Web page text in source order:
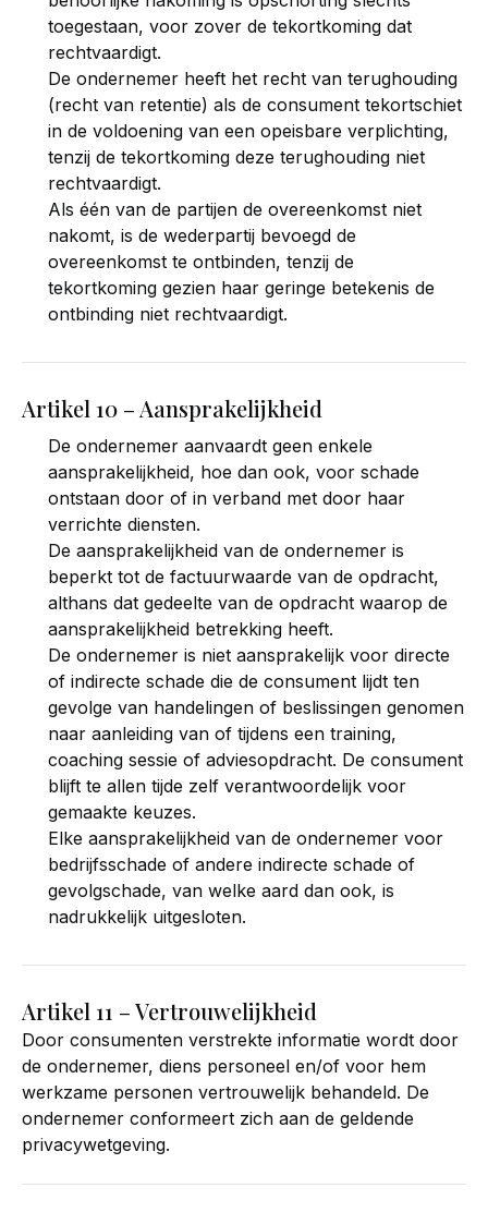
toegestaan, voor zover de tekortkoming dat
rechtvaardigt.
De ondernemer heeft het recht van terughouding
(recht van retentie) als de consument tekortschiet
in de voldoening van een opeisbare verplichting,
tenzij de tekortkoming deze terughouding niet
rechtvaardigt.
Als één van de partijen de overeenkomst niet
nakomt, is de wederpartij bevoegd de
overeenkomst te ontbinden, tenzij de
tekortkoming gezien haar geringe betekenis de
ontbinding niet rechtvaardigt.
Artikel 10 – Aansprakelijkheid
De ondernemer aanvaardt geen enkele
aansprakelijkheid, hoe dan ook, voor schade
ontstaan door of in verband met door haar
verrichte diensten.
De aansprakelijkheid van de ondernemer is
beperkt tot de factuurwaarde van de opdracht,
althans dat gedeelte van de opdracht waarop de
aansprakelijkheid betrekking heeft.
De ondernemer is niet aansprakelijk voor directe
of indirecte schade die de consument lijdt ten
gevolge van handelingen of beslissingen genomen
naar aanleiding van of tijdens een training,
coaching sessie of adviesopdracht. De consument
blijft te allen tijde zelf verantwoordelijk voor
gemaakte keuzes.
Elke aansprakelijkheid van de ondernemer voor
bedrijfsschade of andere indirecte schade of
gevolgschade, van welke aard dan ook, is
nadrukkelijk uitgesloten.
Artikel 11 – Vertrouwelijkheid
Door consumenten verstrekte informatie wordt door
de ondernemer, diens personeel en/of voor hem
werkzame personen vertrouwelijk behandeld. De
ondernemer conformeert zich aan de geldende
privacywetgeving.